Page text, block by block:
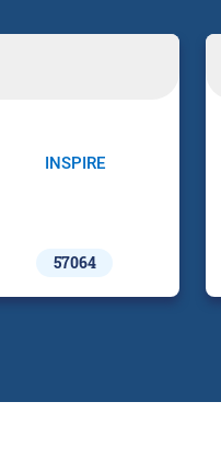
INSPIRE
57064